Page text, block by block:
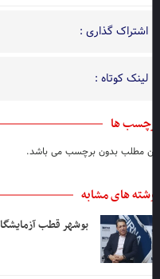
اشتراک گذاری :
لینک کوتاه :
ها
مطلب بدون برچسب می باشد.
های مشابه
بوشهر قطب